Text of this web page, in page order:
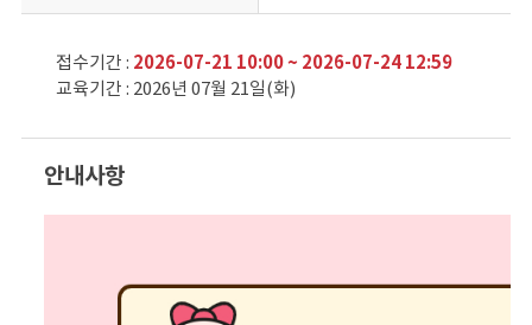
접수기간 : 2026-07-21 10:00 ~ 2026-07-24 12:59
교육기간 : 2026년 07월 21일(화)
안내사항